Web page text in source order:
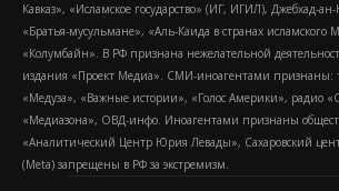
Кавказ», «Исламское государство» (ИГ, ИГИЛ), Джебхад-
«Братья-мусульмане», «Аль-Каида в странах исламского
«Колумбайн». В РФ признана нежелательной
издания «Проект Медиа». СМИ-иноагентами признаны:
«Медуза», «Важные истории», «Голос Америки», радио
«Медиазона», ОВД-инфо. Иноагентами признаны
«Аналитический Центр Юрия Левады», Сахаровский
(Metа) запрещены в РФ за экстремизм.